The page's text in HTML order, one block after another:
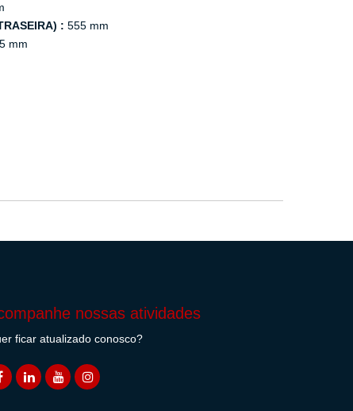
: 555 mm
mm
nossas atividades
ficar atualizado conosco?